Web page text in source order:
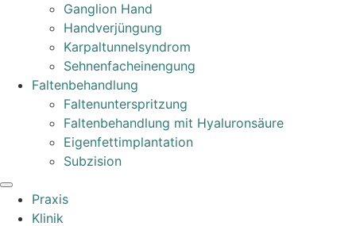
Ganglion Hand
Handverjüngung
Karpaltunnelsyndrom
Sehnenfacheinengung
Faltenbehandlung
Faltenunterspritzung
Faltenbehandlung mit Hyaluronsäure
Eigenfettimplantation
Subzision
Praxis
Klinik